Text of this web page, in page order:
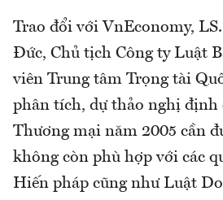
Trao đổi với VnEconomy,
Đức, Chủ tịch Công ty Luật
viên Trung tâm Trọng tài
phân tích, dự thảo nghị định
Thương mại năm 2005 cần
không còn phù hợp với các
Hiến pháp cũng như Luật